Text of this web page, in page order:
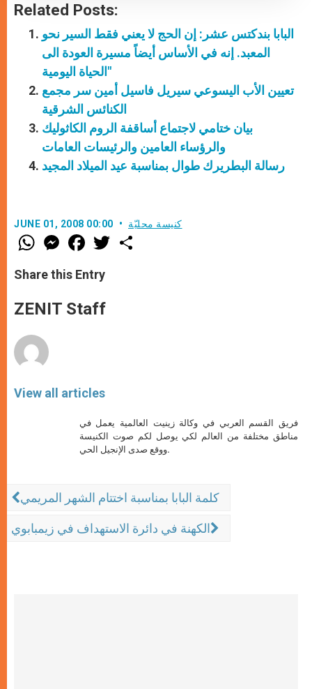
Related Posts:
البابا بندكتس عشر: إن الحج لا يعني فقط السير نحو
المعبد. إنه في الأساس أيضاً مسيرة العودة الى
الحياة اليومية"
تعيين الأب اليسوعي سيريل فاسيل أمين سر مجمع
الكنائس الشرقية
بيان ختامي لاجتماع أساقفة الروم الكاثوليك
والرؤساء العامين والرئيسات العامات
رسالة البطريرك طوال بمناسبة عيد الميلاد المجيد
JUNE 01, 2008 00:00 كنيسة محليّة
W
h
t
s
p
p
M
e
s
e
g
e
F
a
e
b
o
k
w
Share this Entry
ZENIT Staff
View all articles
فريق القسم العربي في وكالة زينيت العالمية يعمل في
مناطق مختلفة من العالم لكي يوصل لكم صوت الكنيسة
ووقع صدى الإنجيل الحي.
كلمة البابا بمناسبة اختتام الشهر المريمي
الكهنة في دائرة الاستهداف في زيمبابوي